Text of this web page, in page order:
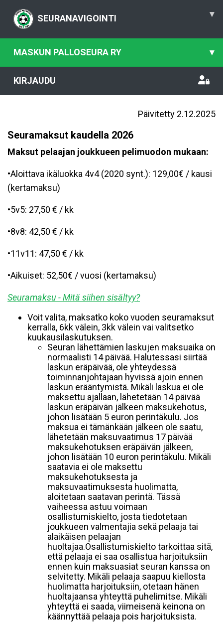
SEURANAVIGOINTI ▾
MASKUN PALLOSEURA RY ▾
KIRJAUDU
Päivitetty 2.12.2025
Seuramaksut kaudella 2026
Maksut pelaajan joukkueen pelimuodon mukaan:
•Aloittava ikäluokka 4v4 (2020 synt.): 129,00€ / kausi
(kertamaksu)
•5v5: 27,50 € / kk
•8v8: 42,50 € / kk
•11v11: 47,50 € / kk
•Aikuiset: 52,50€ / vuosi (kertamaksu)
Seuramaksu - Mitä siihen sisältyy?
Voit valita, maksatko koko vuoden seuramaksut
kerralla, 6kk välein, 3kk välein vai valitsetko
kuukausilaskutuksen.
Seuran lähettämien laskujen maksuaika on
normaalisti 14 päivää. Halutessasi siirtää
laskun eräpäivää, ole yhteydessä
toiminnanjohtajaan hyvissä ajoin ennen
laskun erääntymistä. Mikäli laskua ei ole
maksettu ajallaan, lähetetään 14 päivää
laskun eräpäivän jälkeen maksukehotus,
johon lisätään 5 euron perintäkulu. Jos
maksua ei tämänkään jälkeen ole saatu,
lähetetään maksuvaatimus 17 päivää
maksukehotuksen eräpäivän jälkeen,
johon lisätään 10 euron perintäkulu. Mikäli
saatavia ei ole maksettu
maksukehotuksesta ja
maksuvaatimuksesta huolimatta,
aloitetaan saatavan perintä. Tässä
vaiheessa astuu voimaan
osallistumiskielto, josta tiedotetaan
joukkueen valmentajia sekä pelaaja tai
alaikäisen pelaajan
huoltajaa.Osallistumiskielto tarkoittaa sitä,
että pelaaja ei saa osallistua harjoituksiin
ennen kuin maksuasiat seuran kanssa on
selvitetty. Mikäli pelaaja saapuu kiellosta
huolimatta harjoituksiin, otetaan hänen
huoltajaansa yhteyttä puhelimitse. Mikäli
yhteyttä ei saada, viimeisenä keinona on
käännyttää pelaaja pois harjoituksista.